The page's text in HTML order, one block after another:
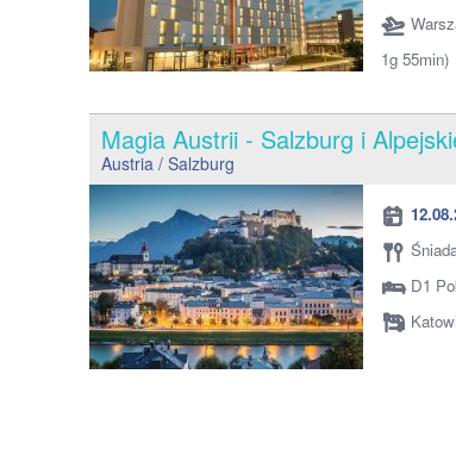
1g 55min)
Magia Austrii - Salzburg i
Austria / Salzburg
D1